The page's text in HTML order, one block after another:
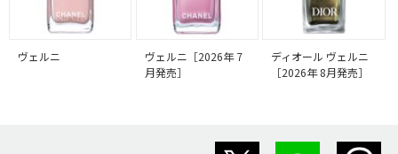
ヴェルニ
ヴェルニ［2026年 7
月発売］
ディオール ヴェルニ
［2026年 8月発売］